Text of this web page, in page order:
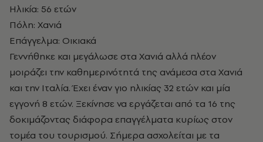
Ηλικία: 56 ετών
Πόλη: Χανιά
Επάγγελμα: Οικιακά
Γεννήθηκε και μεγάλωσε στα Χανιά αλλά πλέον
μοιράζει την καθημερινότητά της ανάμεσα στα Χανιά
και την Ιταλία. Έχει έναν γιο ηλικίας 32 ετών και μία
εγγονή 8 ετών. Ξεκίνησε να εργάζεται από τα 16 της
δοκιμάζοντας διάφορα επαγγέλματα κυρίως στον
τομέα του τουρισμού. Σήμερα ασχολείται με τα